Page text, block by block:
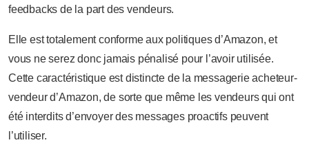
feedbacks de la part des vendeurs.
Elle est totalement conforme aux politiques d’Amazon, et
vous ne serez donc jamais pénalisé pour l’avoir utilisée.
Cette caractéristique est distincte de la messagerie acheteur-
vendeur d’Amazon, de sorte que même les vendeurs qui ont
été interdits d’envoyer des messages proactifs peuvent
l’utiliser.